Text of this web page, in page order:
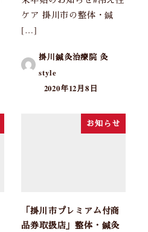
ケア 掛川市の整体・鍼
[…]
掛川鍼灸治療院 灸
style
2020年12月8日
お知らせ
「掛川市プレミアム付商
品券取扱店」整体・鍼灸